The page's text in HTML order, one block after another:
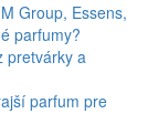
Group, Essens,
parfumy?
pretvárky a
parfum pre